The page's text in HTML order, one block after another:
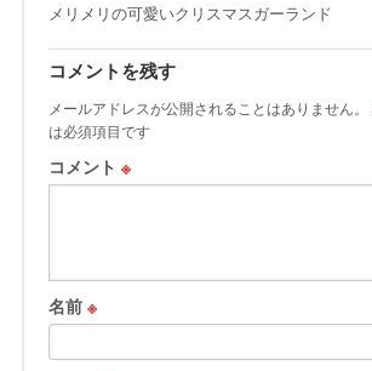
メリメリの可愛いクリスマスガーランド
コメントを残す
メールアドレスが公開されることはありません。
は必須項目です
コメント ※
名前 ※